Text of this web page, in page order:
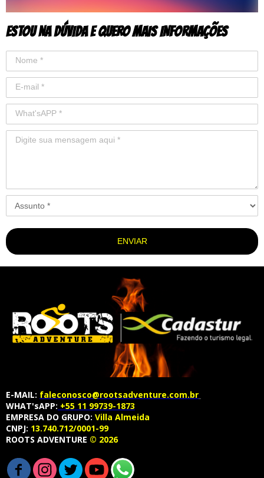
ESTOU NA DÚVIDA E QUERO MAIS INFORMAÇÕES
ENVIAR
E-MAIL: faleconosco@rootsadventure.com.br
WHAT'sAPP: +55 11 99739-1873
EMPRESA DO GRUPO: Villa Almeida
CNPJ: 13.740.712/0001-99
ROOTS ADVENTURE © 2026